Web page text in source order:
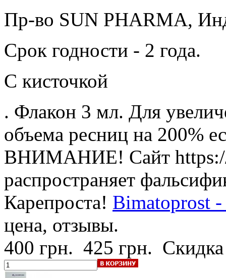
Пр-во SUN PHARMA,
Срок годности - 2 года.
С кисточкой
. Флакон 3 мл. Для
объема ресниц на 200%
ВНИМАНИЕ! Сайт https://
распространяет
Карепроста! Bimatoprost -
цена, отзывы.
400 грн. 425 грн.